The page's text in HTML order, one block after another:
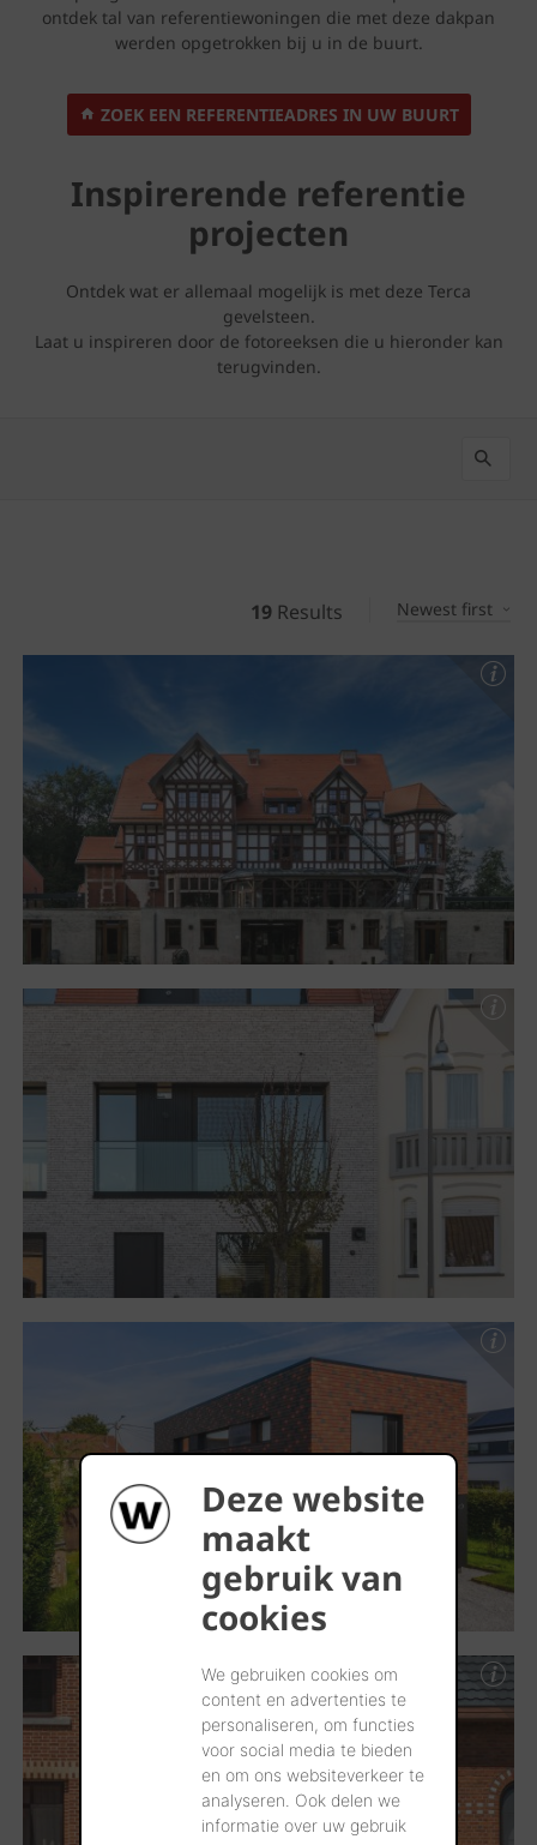
Deze website
maakt
gebruik van
cookies
We gebruiken cookies om
content en advertenties te
personaliseren, om functies
voor social media te bieden
en om ons websiteverkeer te
analyseren. Ook delen we
informatie over uw gebruik
ontdek tal van referentiewoningen die met deze dakpan
werden opgetrokken bij u in de buurt.
ZOEK EEN REFERENTIEADRES IN UW BUURT
Inspirerende referentie
projecten
Ontdek wat er allemaal mogelijk is met deze Terca
gevelsteen.
Laat u inspireren door de fotoreeksen die u hieronder kan
terugvinden.
19 Results Newest first